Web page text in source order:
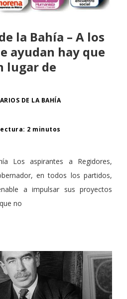
la Bahía – A los
ayudan hay que
lugar de
DE LA BAHÍA
2 minutos
Los aspirantes a Regidores,
en todos los partidos,
a impulsar sus proyectos
no